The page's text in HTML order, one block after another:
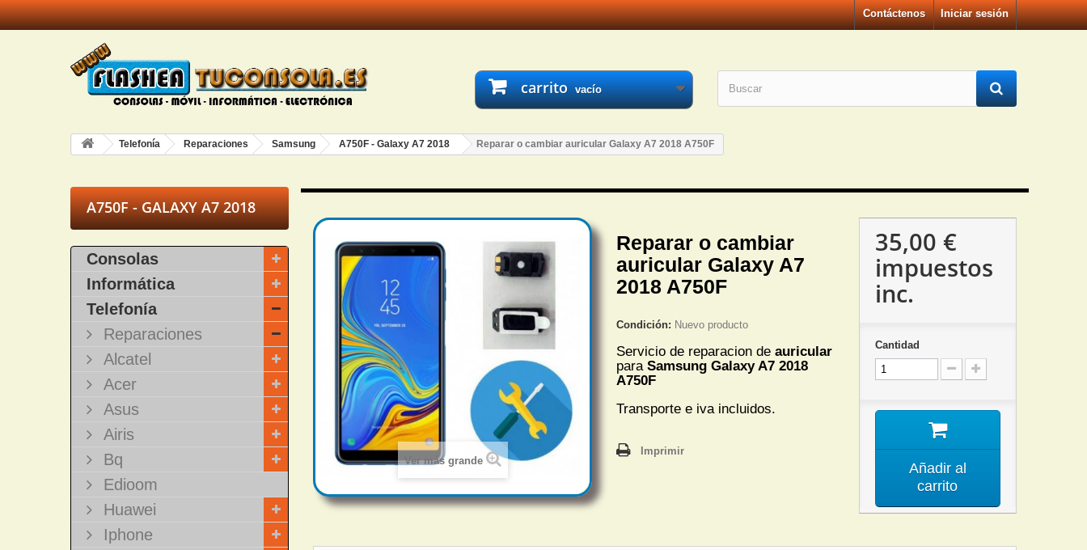
Iniciar sesión
Contáctenos
carrito vacío
Telefonía Reparaciones Samsung A750F - Galaxy A7 2018 Reparar o cambiar auricular Galaxy A7 2018 A750F
A750F - GALAXY A7 2018
Consolas
Informática
Telefonía
Reparaciones
Alcatel
Acer
Asus
Airis
Bq
Edioom
Huawei
Iphone
Ver más grande
Reparar o cambiar
auricular Galaxy A7
2018 A750F
Condición: Nuevo producto
Servicio de reparacion de auricular
paraSamsung Galaxy A7 2018
A750F
Transporte e iva incluidos.
Imprimir
35,00 €
impuestos
inc.
Cantidad
Añadir al
carrito